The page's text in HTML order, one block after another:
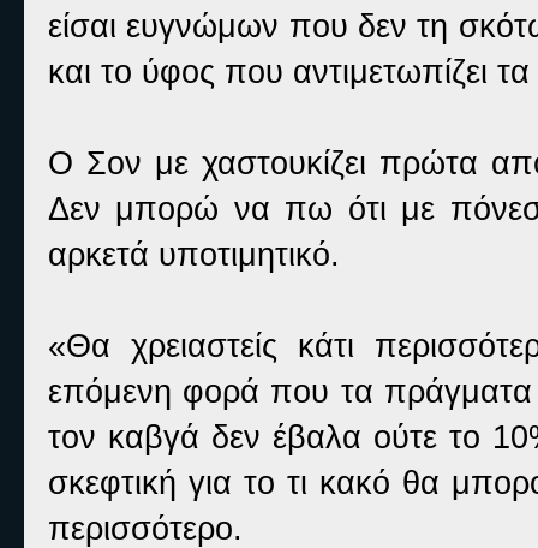
είσαι ευγνώμων που δεν τη
και το ύφος που αντιμετωπίζει
Ο Σον με χαστουκίζει πρώτα
Δεν μπορώ να πω ότι με
αρκετά υποτιμητικό.
«Θα χρειαστείς κάτι
επόμενη φορά που τα πράγματα
τον καβγά δεν έβαλα ούτε το
σκεφτική για το τι κακό θα
περισσότερο.